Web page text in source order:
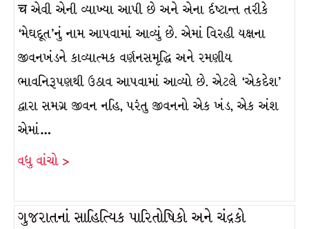
च એવી એની વ્યાખ્યા આપી છે અને એના ર્દષ્ટાન્ત તરીકે
‘મેઘદૂત’નું નામ આપવામાં આવ્યું છે. એમાં વિરહી યક્ષના
જીવનખંડને કાવ્યાત્મક વર્ણનસમૃદ્ધિ અને રમણીય
ભાવનિરૂપણથી ઉઠાવ આપવામાં આવ્યો છે. એટલે ‘એકદેશ’
દ્વારા સમગ્ર જીવન નહિ, પરંતુ જીવનનો એક ખંડ, એક અંશ
એમાં…
વધુ વાંચો >
ગુજરાતનાં સાહિત્યિક પારિતોષિકો અને ચંદ્રકો